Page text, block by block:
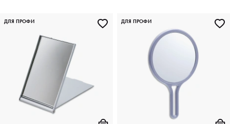
ДЛЯ ПРОФИ ДЛЯ ПРОФИ